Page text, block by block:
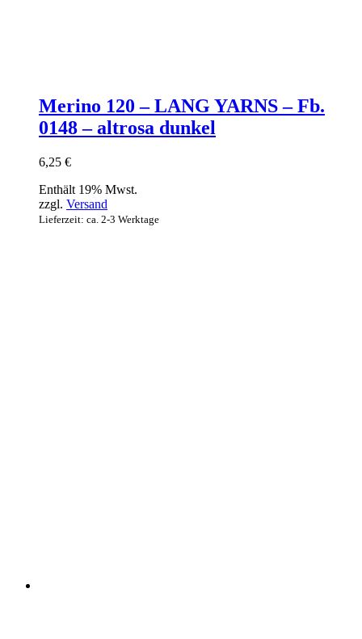
Merino 120 – LANG YARNS – Fb.
0148 – altrosa dunkel
6,25 €
Enthält 19% Mwst.
zzgl. Versand
Lieferzeit: ca. 2-3 Werktage